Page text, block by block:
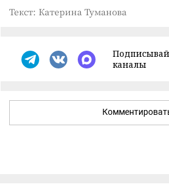
Текст: Катерина Туманова
каналы